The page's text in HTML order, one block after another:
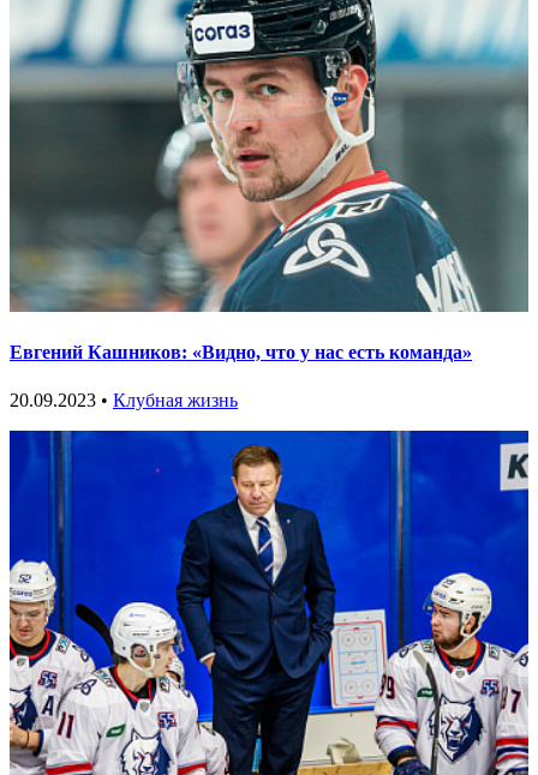
Евгений Кашников: «Видно, что у нас есть команда»
20.09.2023 • Клубная жизнь